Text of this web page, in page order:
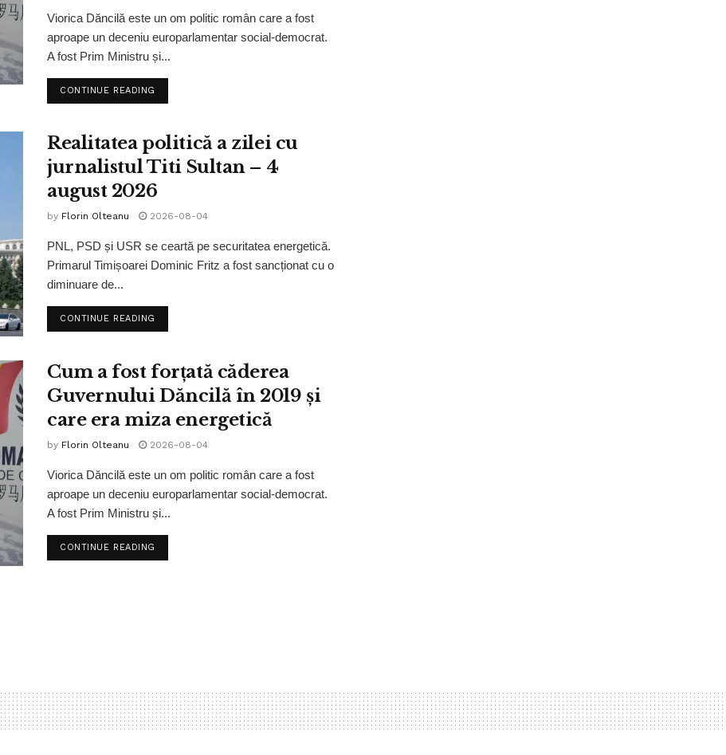
Viorica Dăncilă este un om politic român care a fost
aproape un deceniu europarlamentar social-democrat.
A fost Prim Ministru și...
CONTINUE READING
Realitatea politică a zilei cu
jurnalistul Titi Sultan – 4
august 2026
by Florin Olteanu 2026-08-04
PNL, PSD și USR se ceartă pe securitatea energetică.
Primarul Timișoarei Dominic Fritz a fost sancționat cu o
diminuare de...
CONTINUE READING
Cum a fost forțată căderea
Guvernului Dăncilă în 2019 și
care era miza energetică
by Florin Olteanu 2026-08-04
Viorica Dăncilă este un om politic român care a fost
aproape un deceniu europarlamentar social-democrat.
A fost Prim Ministru și...
CONTINUE READING